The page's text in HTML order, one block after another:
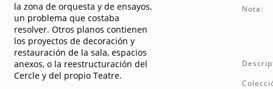
la zona de orquesta y de ensayos,
un problema que costaba
resolver. Otros planos contienen
los proyectos de decoración y
restauración de la sala, espacios
anexos, o la reestructuración del
Cercle y del propio Teatre.
Nota: